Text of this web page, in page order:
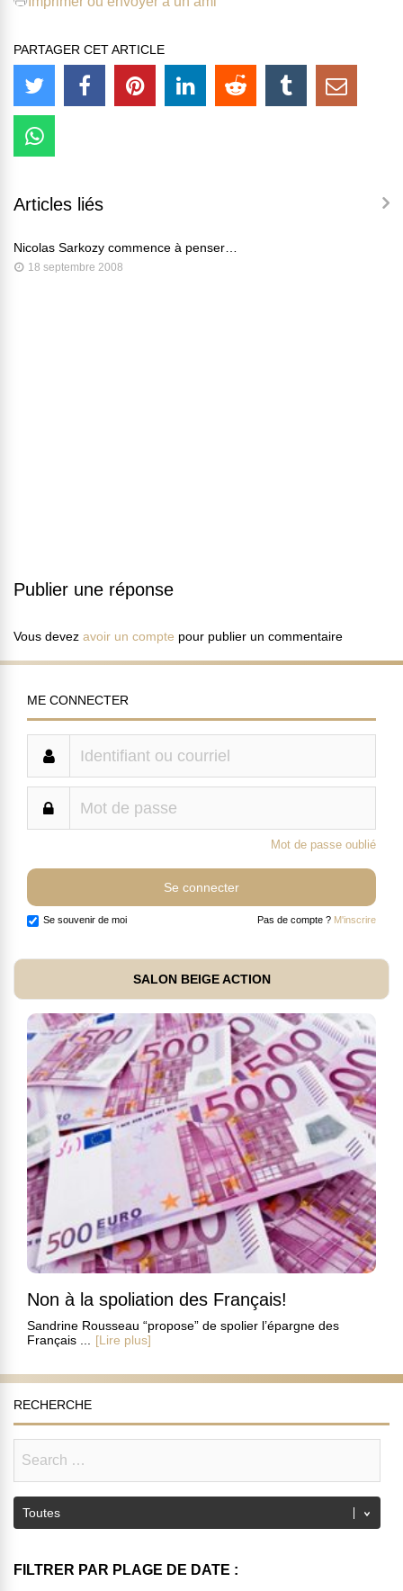
PARTAGER CET ARTICLE
Articles liés
Nicolas Sarkozy commence à penser…
18 septembre 2008
Publier une réponse
Vous devez avoir un compte pour publier un commentaire
ME CONNECTER
Mot de passe oublié
Se souvenir de moi Pas de compte ? M'inscrire
SALON BEIGE ACTION
Non à la spoliation des Français!
Sandrine Rousseau “propose” de spolier l’épargne des
Français ...
[Lire plus]
RECHERCHE
FILTRER PAR PLAGE DE DATE :